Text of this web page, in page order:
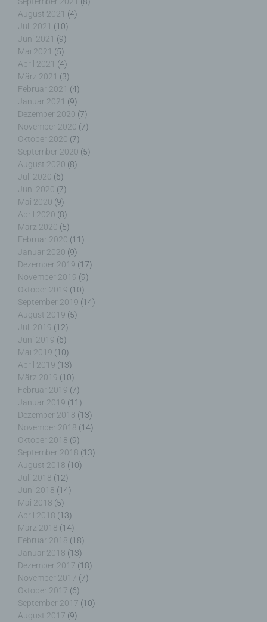
August 2021 (4)
Juli 2021 (10)
Juni 2021 (9)
Mai 2021 (5)
April 2021 (4)
März 2021 (3)
Februar 2021 (4)
Januar 2021 (9)
Dezember 2020 (7)
November 2020 (7)
Oktober 2020 (7)
September 2020 (5)
August 2020 (8)
Juli 2020 (6)
Juni 2020 (7)
Mai 2020 (9)
April 2020 (8)
März 2020 (5)
Februar 2020 (11)
Januar 2020 (9)
Dezember 2019 (17)
November 2019 (9)
Oktober 2019 (10)
September 2019 (14)
August 2019 (5)
Juli 2019 (12)
Juni 2019 (6)
Mai 2019 (10)
April 2019 (13)
März 2019 (10)
Februar 2019 (7)
Januar 2019 (11)
Dezember 2018 (13)
November 2018 (14)
Oktober 2018 (9)
September 2018 (13)
August 2018 (10)
Juli 2018 (12)
Juni 2018 (14)
Mai 2018 (5)
April 2018 (13)
März 2018 (14)
Februar 2018 (18)
Januar 2018 (13)
Dezember 2017 (18)
November 2017 (7)
Oktober 2017 (6)
September 2017 (10)
August 2017 (9)
g) Verantwortlicher oder für die Verarbeitung
Verantwortlicher
Verantwortlicher oder für die Verarbeitung
Verantwortlicher ist die natürliche oder juristische
Person, Behörde, Einrichtung oder andere Stelle,
die allein oder gemeinsam mit anderen über die
Zwecke und Mittel der Verarbeitung von
personenbezogenen Daten entscheidet. Sind die
Zwecke und Mittel dieser Verarbeitung durch das
Unionsrecht oder das Recht der Mitgliedstaaten
vorgegeben, so kann der Verantwortliche
beziehungsweise können die bestimmten Kriterien
seiner Benennung nach dem Unionsrecht oder
dem Recht der Mitgliedstaaten vorgesehen
werden.
h) Auftragsverarbeiter
Auftragsverarbeiter ist eine natürliche oder
juristische Person, Behörde, Einrichtung oder
andere Stelle, die personenbezogene Daten im
Auftrag des Verantwortlichen verarbeitet.
i) Empfänger
Empfänger ist eine natürliche oder juristische
Person, Behörde, Einrichtung oder andere Stelle,
der personenbezogene Daten offengelegt werden,
unabhängig davon, ob es sich bei ihr um einen
Dritten handelt oder nicht. Behörden, die im
Rahmen eines bestimmten Untersuchungsauftrags
nach dem Unionsrecht oder dem Recht der
Mitgliedstaaten möglicherweise
personenbezogene Daten erhalten, gelten jedoch
nicht als Empfänger.
j) Dritter
Dritter ist eine natürliche oder juristische Person,
Behörde, Einrichtung oder andere Stelle außer der